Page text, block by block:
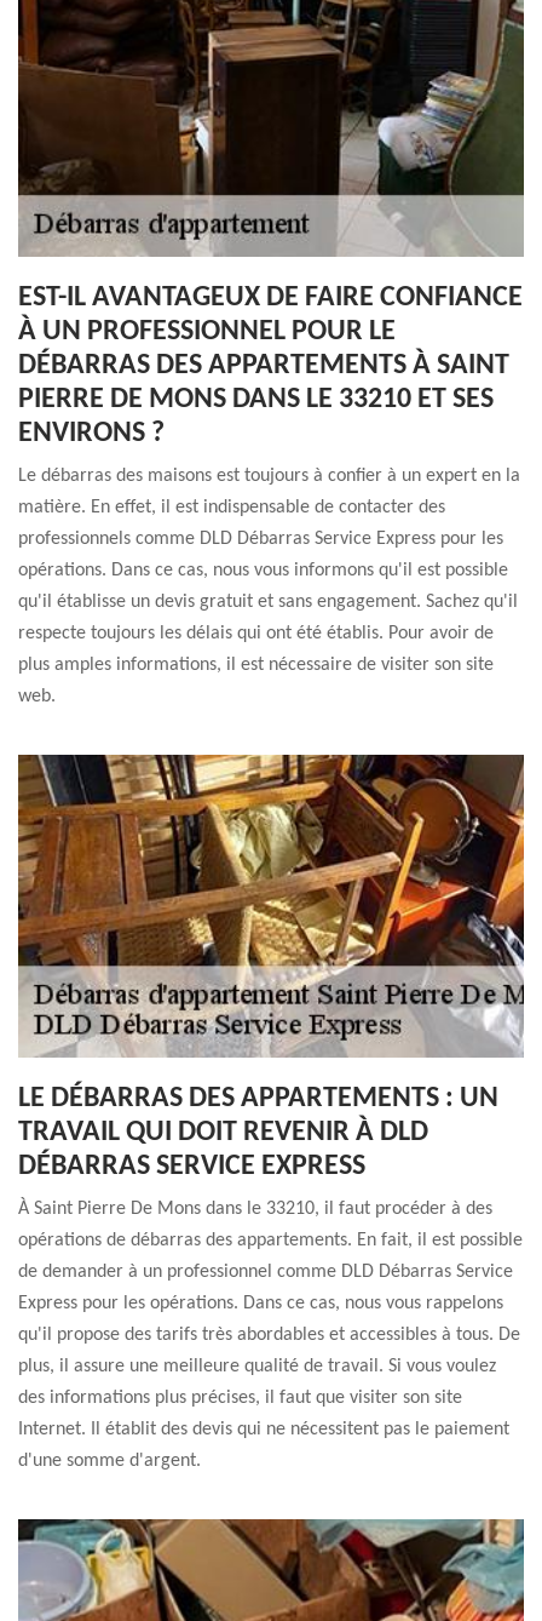
EST-IL AVANTAGEUX DE FAIRE CONFIANCE
À UN PROFESSIONNEL POUR LE
DÉBARRAS DES APPARTEMENTS À SAINT
PIERRE DE MONS DANS LE 33210 ET SES
ENVIRONS ?
Le débarras des maisons est toujours à confier à un expert en la
matière. En effet, il est indispensable de contacter des
professionnels comme DLD Débarras Service Express pour les
opérations. Dans ce cas, nous vous informons qu'il est possible
qu'il établisse un devis gratuit et sans engagement. Sachez qu'il
respecte toujours les délais qui ont été établis. Pour avoir de
plus amples informations, il est nécessaire de visiter son site
web.
LE DÉBARRAS DES APPARTEMENTS : UN
TRAVAIL QUI DOIT REVENIR À DLD
DÉBARRAS SERVICE EXPRESS
À Saint Pierre De Mons dans le 33210, il faut procéder à des
opérations de débarras des appartements. En fait, il est possible
de demander à un professionnel comme DLD Débarras Service
Express pour les opérations. Dans ce cas, nous vous rappelons
qu'il propose des tarifs très abordables et accessibles à tous. De
plus, il assure une meilleure qualité de travail. Si vous voulez
des informations plus précises, il faut que visiter son site
Internet. Il établit des devis qui ne nécessitent pas le paiement
d'une somme d'argent.